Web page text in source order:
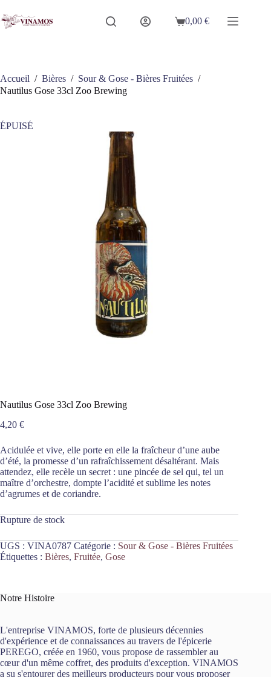
au
contenu
Panier
0,00€
Accueil / Bières / Sour & Gose - Bières Fruitées /
Nautilus Gose 33cl Zoo Brewing
ÉPUISÉ
Nautilus Gose 33cl Zoo Brewing
4,20 €
Acidulée et vive, elle porte en elle la fraîcheur d’une aube
d’été, la promesse d’un rafraîchissement désaltérant. Mais
attendez, elle recèle un secret : une pincée de sel qui, tel un
maître d’orchestre, dompte l’acidité et sublime les notes
d’agrumes et de coriandre.
Rupture de stock
UGS : VINA0787 Catégorie : Sour & Gose - Bières Fruitées
Étiquettes : Bières, Fruitée, Gose
Notre Histoire
L'entreprise VINAMOS, forte de plusieurs décennies
d'expérience et de connaissances au travers de l'épicerie
PEREGO, créée en 1960, vous propose de rassembler au
cœur d'un même coffret, des produits d'exception. VINAMOS
a su s'entourer des meilleurs producteurs pour vous proposer